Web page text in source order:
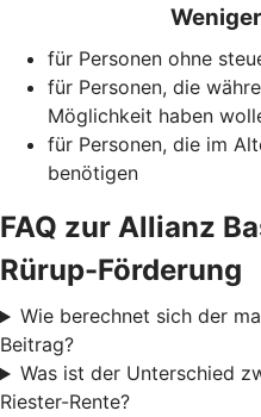
für Personen ohne
für Personen, die
Möglichkeit haben
für Personen, die im
benötigen
FAQ zur Allianz
Rürup-Förderung
Wie berechnet sich der
Beitrag?
Was ist der Unterschied
Riester-Rente?